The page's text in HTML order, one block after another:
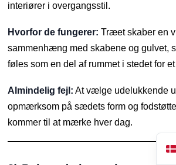
interiører i overgangsstil.
Hvorfor de fungerer: Træet skaber en
sammenhæng med skabene og gulvet,
føles som en del af rummet i stedet for
Almindelig fejl: At vælge udelukkende
opmærksom på sædets form og
kommer til at mærke hver dag.